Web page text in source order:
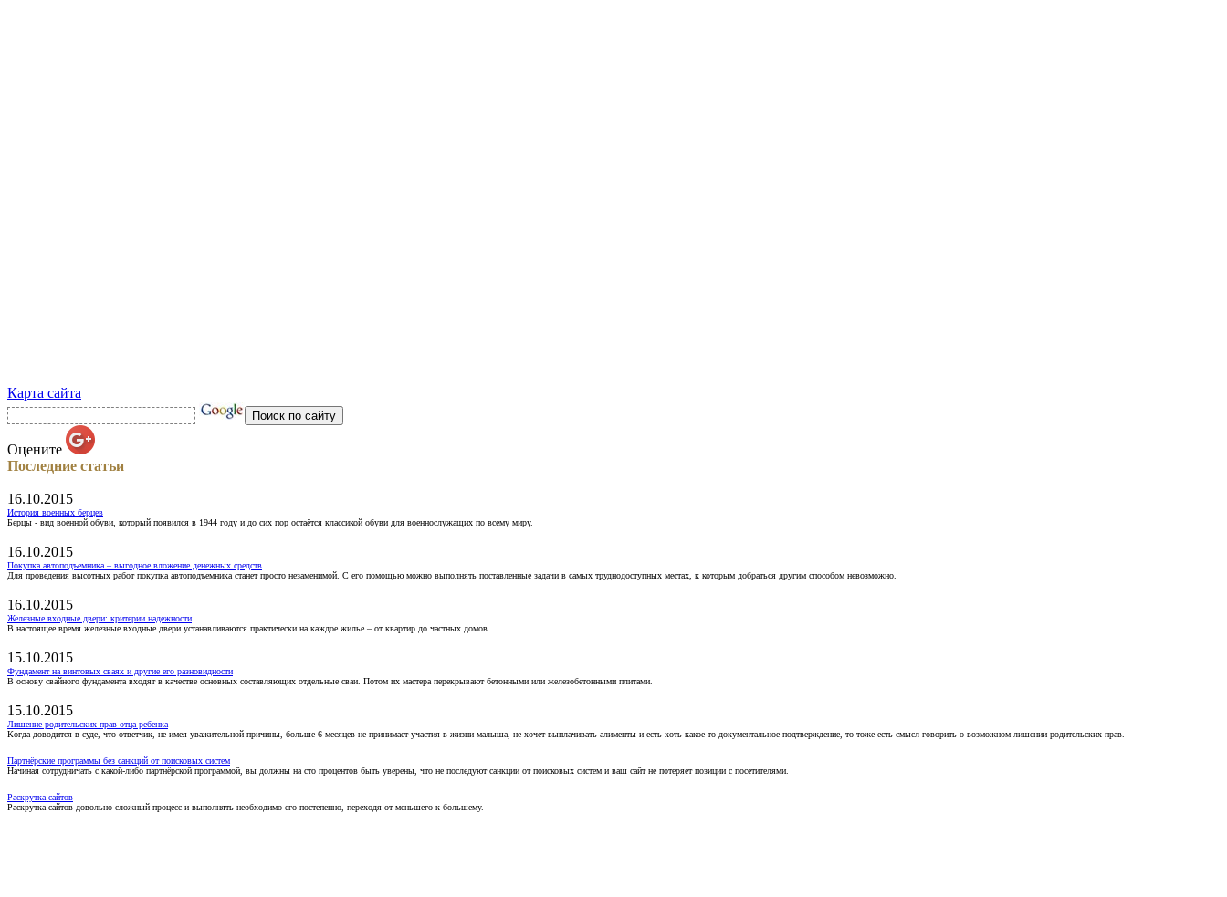
Карта сайта
Оцените
Последние статьи
16.10.2015
История военных берцев
Берцы - вид военной обуви, который появился в 1944 году и до сих пор остаётся классикой обуви для военнослужащих по всему миру.
16.10.2015
Покупка автоподъемника – выгодное вложение денежных средств
Для проведения высотных работ покупка автоподъемника станет просто незаменимой. С его помощью можно выполнять поставленные задачи в самых труднодоступных местах, к которым добраться другим способом невозможно.
16.10.2015
Железные входные двери: критерии надежности
В настоящее время железные входные двери устанавливаются практически на каждое жилье – от квартир до частных домов.
15.10.2015
Фундамент на винтовых сваях и другие его разновидности
В основу свайного фундамента входят в качестве основных составляющих отдельные сваи. Потом их мастера перекрывают бетонными или железобетонными плитами.
15.10.2015
Лишение родительских прав отца ребенка
Когда доводится в суде, что ответчик, не имея уважительной причины, больше 6 месяцев не принимает участия в жизни малыша, не хочет выплачивать алименты и есть хоть какое-то документальное подтверждение, то тоже есть смысл говорить о возможном лишении родительских прав.
Партнёрские программы без санкций от поисковых систем
Начиная сотрудничать с какой-либо партнёрской программой, вы должны на сто процентов быть уверены, что не последуют санкции от поисковых систем и ваш сайт не потеряет позиции с посетителями.
Раскрутка сайтов
Раскрутка сайтов довольно сложный процесс и выполнять необходимо его постепенно, переходя от меньшего к большему.